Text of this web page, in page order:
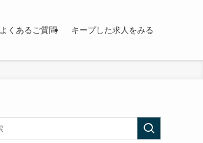
よくあるご質問 キープした求人をみる